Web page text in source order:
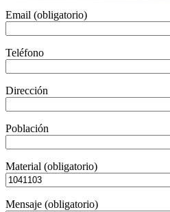
Email (obligatorio)
Teléfono
Dirección
Población
Material (obligatorio)
Mensaje (obligatorio)